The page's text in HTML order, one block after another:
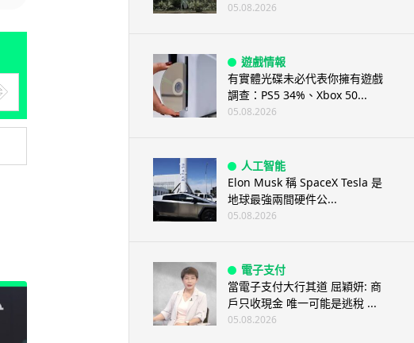
05.08.2026
遊戲情報
有實體光碟未必代表你擁有遊戲
調查：PS5 34%、Xbox 50...
05.08.2026
人工智能
Elon Musk 稱 SpaceX Tesla 是
地球最強兩間硬件公...
05.08.2026
電子支付
當電子支付大行其道 屈穎妍: 商
戶只收現金 唯一可能是逃稅 ...
05.08.2026